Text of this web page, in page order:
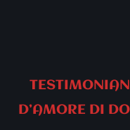
D’AMORE DI